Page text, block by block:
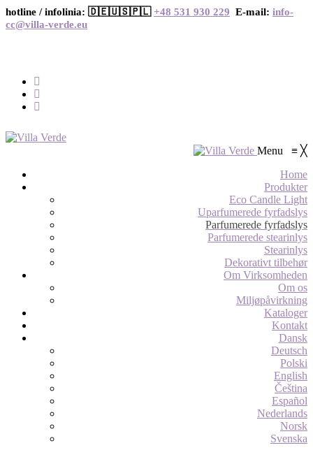
hotline / infolinia: 🇩🇪🇺🇸🇵🇱+48 531 930 229 E-mail: info-
cc@villa-verde.eu
Menu ≡ ╳
Home
Produkter
Eco Candle Light
Uparfumerede fyrfadslys
Parfumerede fyrfadslys
Parfumerede stearinlys
Stearinlys
Dekorativt tilbehør
Om Virksomheden
Om os
Miljøpåvirkning
Kataloger
Kontakt
Dansk
Deutsch
Polski
English
Čeština
Español
Nederlands
Norsk
Svenska